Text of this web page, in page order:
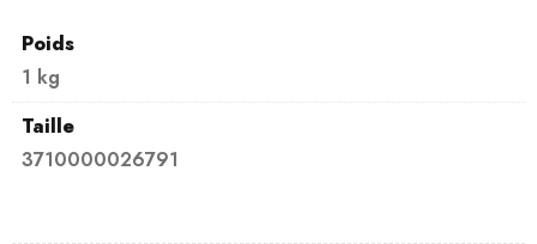
Poids
1 kg
Taille
3710000026791